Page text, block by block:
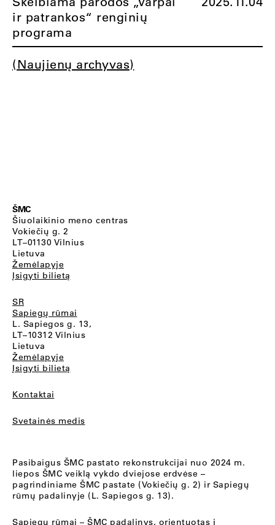
ir patrankos“ renginių
programa
(Naujienų archyvas)
ŠMC
Šiuolaikinio meno centras
Vokiečių g. 2
LT–01130 Vilnius
Lietuva
Žemėlapyje
Įsigyti bilietą
SR
Sapiegų rūmai
L. Sapiegos g. 13,
LT–10312 Vilnius
Lietuva
Žemėlapyje
Įsigyti bilietą
Kontaktai
Svetainės medis
Pasibaigus ŠMC pastato rekonstrukcijai nuo 2024 m.
liepos ŠMC veiklą vykdo dviejose erdvėse –
pagrindiniame ŠMC pastate (Vokiečių g. 2) ir Sapiegų
rūmų padalinyje (L. Sapiegos g. 13).
Sapiegų rūmai – ŠMC padalinys, orientuotas į